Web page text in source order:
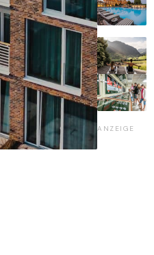
ANZEIGE